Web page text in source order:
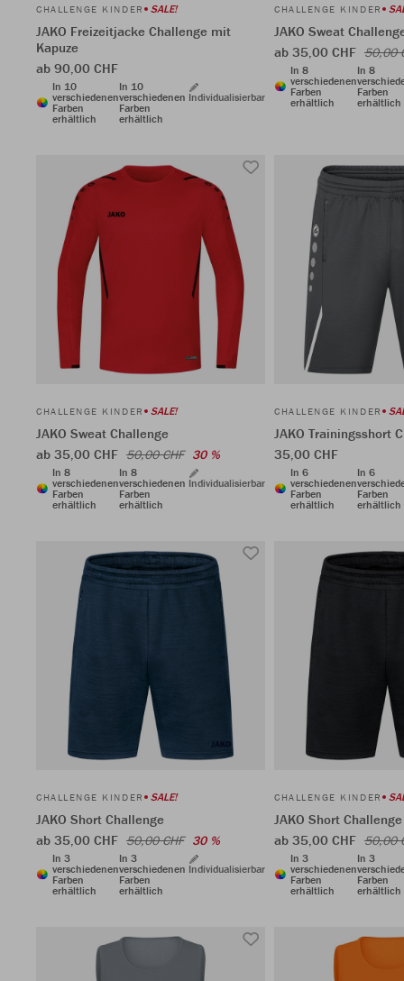
CHALLENGE KINDER SALE!
JAKO Freizeitjacke Challenge mit
Kapuze
ab 90,00 CHF
In 10
verschiedenen
Farben
erhältlich
In 10
verschiedenen
Farben
erhältlich
Individualisierbar
CHALLENGE KINDER
JAKO Sweat
ab 35,00 CHF 50,00
In 8
verschiedenen
Farben
erhältlich
In 8
Farben
erhältlich
CHALLENGE KINDER SALE!
JAKO Sweat Challenge
ab 35,00 CHF 50,00 CHF 30 %
In 8
verschiedenen
Farben
erhältlich
In 8
verschiedenen
Farben
erhältlich
Individualisierbar
CHALLENGE KINDER
JAKO Trainingsshort
35,00 CHF
In 6
verschiedenen
Farben
erhältlich
In 6
Farben
erhältlich
CHALLENGE KINDER SALE!
JAKO Short Challenge
ab 35,00 CHF 50,00 CHF 30 %
In 3
verschiedenen
Farben
erhältlich
In 3
verschiedenen
Farben
erhältlich
Individualisierbar
CHALLENGE KINDER
JAKO Short Challenge
ab 35,00 CHF 50,00
In 3
verschiedenen
Farben
erhältlich
In 3
Farben
erhältlich